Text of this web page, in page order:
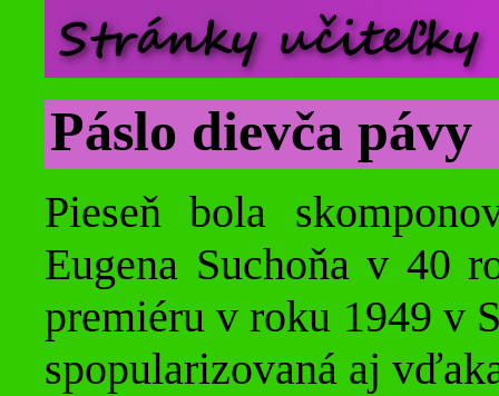
Páslo dievča pávy
Pieseň bola
Eugena Suchoňa v 40
premiéru v roku 1949 v
spopularizovaná aj